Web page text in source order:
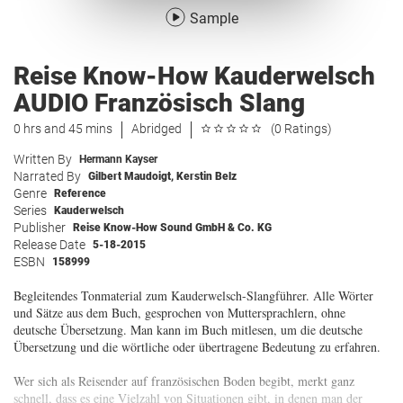
Sample
Reise Know-How Kauderwelsch
AUDIO Französisch Slang
0 hrs and 45 mins Abridged (0 Ratings)
Written By Hermann Kayser
Narrated By Gilbert Maudoigt, Kerstin Belz
Genre Reference
Series Kauderwelsch
Publisher Reise Know-How Sound GmbH & Co. KG
Release Date 5-18-2015
ESBN 158999
Begleitendes Tonmaterial zum Kauderwelsch-Slangführer. Alle Wörter
und Sätze aus dem Buch, gesprochen von Muttersprachlern, ohne
deutsche Übersetzung. Man kann im Buch mitlesen, um die deutsche
Übersetzung und die wörtliche oder übertragene Bedeutung zu erfahren.
Wer sich als Reisender auf französischen Boden begibt, merkt ganz
schnell, dass es eine Vielzahl von Situationen gibt, in denen man der